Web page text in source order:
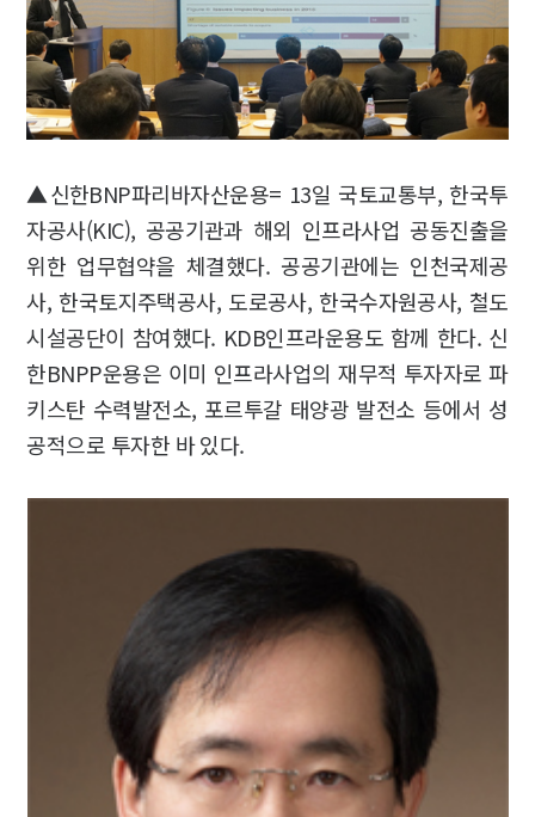
▲신한BNP파리바자산운용= 13일 국토교통부, 한국투
자공사(KIC), 공공기관과 해외 인프라사업 공동진출을
위한 업무협약을 체결했다. 공공기관에는 인천국제공
사, 한국토지주택공사, 도로공사, 한국수자원공사, 철도
시설공단이 참여했다. KDB인프라운용도 함께 한다. 신
한BNPP운용은 이미 인프라사업의 재무적 투자자로 파
키스탄 수력발전소, 포르투갈 태양광 발전소 등에서 성
공적으로 투자한 바 있다.